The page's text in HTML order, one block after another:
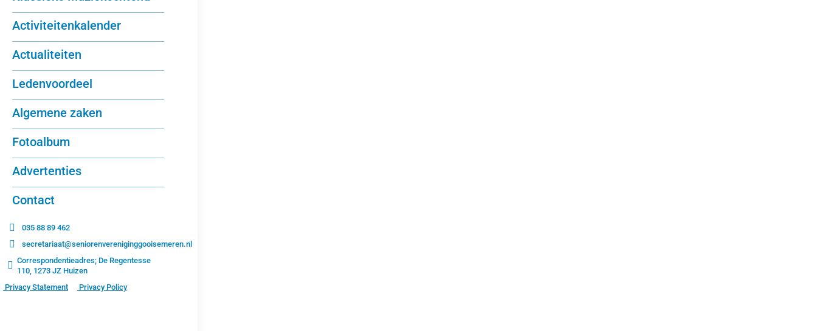
Activiteitenkalender
Actualiteiten
Ledenvoordeel
Algemene zaken
Fotoalbum
Advertenties
Contact
035 88 89 462
secretariaat@seniorenvereniginggooisemeren.nl
Correspondentieadres; De Regentesse
110, 1273 JZ Huizen
Privacy Statement
Privacy Policy